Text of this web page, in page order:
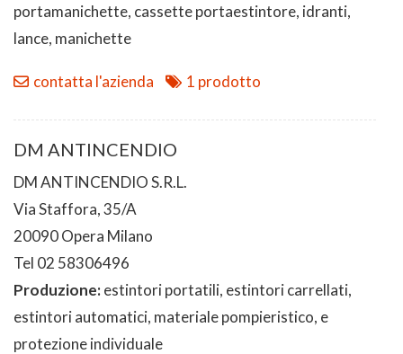
portamanichette, cassette portaestintore, idranti,
lance, manichette
contatta l'azienda 1 prodotto
DM ANTINCENDIO
DM ANTINCENDIO S.R.L.
Via Staffora, 35/A
20090 Opera Milano
Tel 02 58306496
Produzione:estintori portatili, estintori carrellati,
estintori automatici, materiale pompieristico, e
protezione individuale